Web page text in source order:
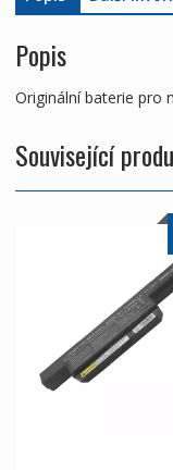
Popis
Originální baterie pro
Související